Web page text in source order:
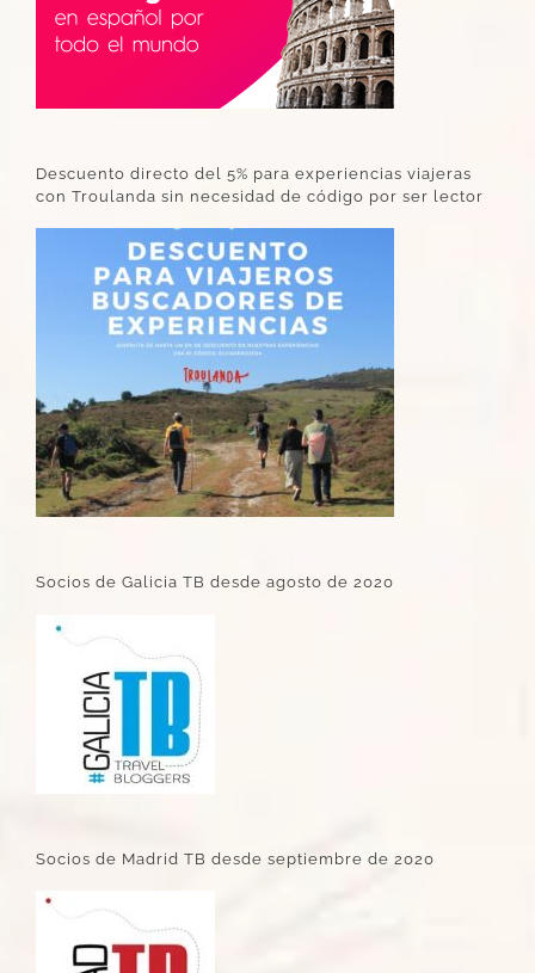
Descuento directo del 5% para experiencias viajeras
con Troulanda sin necesidad de código por ser lector
Socios de Galicia TB desde agosto de 2020
Socios de Madrid TB desde septiembre de 2020